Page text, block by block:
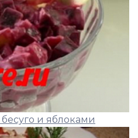
и яблоками